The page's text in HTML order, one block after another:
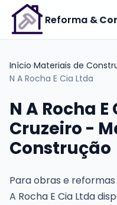
Reforma &
Início›Materiais de
N A Rocha E Cia Ltda
N A Rocha
Cruzeiro -
Construção
Para obras e
A Rocha E Cia Ltda